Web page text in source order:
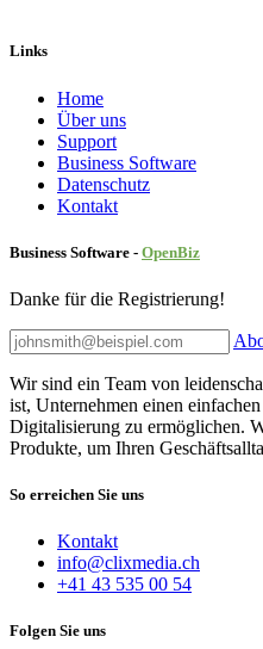
Links
Home
Über uns
Sup​port
Business Software
Datenschutz
Kontakt
Business Software - OpenBiz
Danke für die Registrierung!
Wir sind ein Team von
ist, Unternehmen einen
Digitalisierung zu ermöglichen.
Produkte, um Ihren
So erreichen Sie uns
Kontakt
info@clixmedia.ch
+41 43 535 00 54
Folgen Sie uns